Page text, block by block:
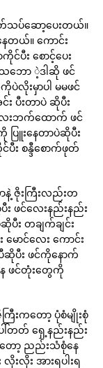
သပ်ဆော့ပေးတယ်။
ေတယ်။ ကောင်း
င်ပီး စောင့်ပေး
သဘော ဲ့ဒါဆို ဖင်
လိုးမှာပါ မမဖင်
ပီးတာပဲ ဆိုပီး
ေးဘက်ထောက် ဖင်
ပြူးနေတာပဲဆိုပီး
း စန္ဒီစောက်ဖုတ်
နဲ့ ဇိုးကြီးလည်းတ
ဖင်လေးနည်းနည်း
ပီး တချက်ချင်း
မောင်လေး ကောင်း
ဆိုပီး ဖင်ကိုနောက်
ဖင်တုံးတွေကို
ြီးကတော့ ပုံစံမျိုးစုံ
ါ်တတ် ရှေ့နည်းနည်း
တော့ ညည်းသံစုံနေ
လိုး အားရပါးရ